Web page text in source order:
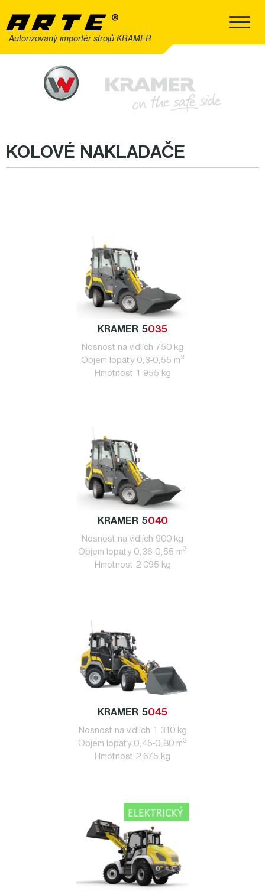
Autorizovaný importér strojů KRAMER
KOLOVÉ NAKLADAČE
KRAMER 5035
Nosnost na vidlích 750 kg
Objem lopaty 0,3-0,55 m 3
Hmotnost 1 955 kg
KRAMER 5040
Nosnost na vidlích 900 kg
Objem lopaty 0,36-0,55 m 3
Hmotnost 2 095 kg
KRAMER 5045
Nosnost na vidlích 1 310 kg
Objem lopaty 0,45-0,80 m 3
Hmotnost 2 675 kg